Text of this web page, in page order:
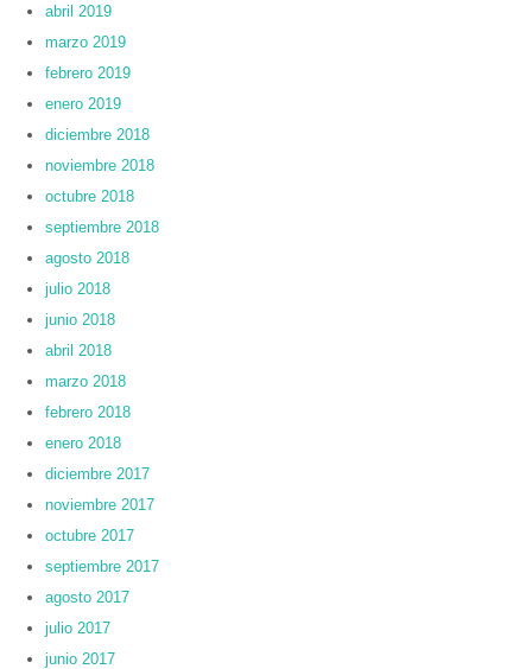
abril 2019
marzo 2019
febrero 2019
enero 2019
diciembre 2018
noviembre 2018
octubre 2018
septiembre 2018
agosto 2018
julio 2018
junio 2018
abril 2018
marzo 2018
febrero 2018
enero 2018
diciembre 2017
noviembre 2017
octubre 2017
septiembre 2017
agosto 2017
julio 2017
junio 2017